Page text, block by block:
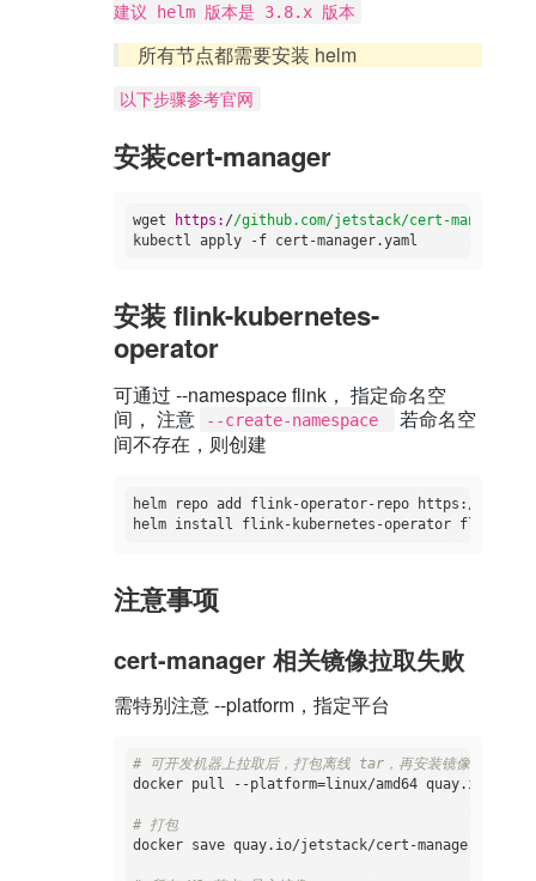
建议 helm 版本是 3.8.x 版本
所有节点都需要安装 helm
以下步骤参考官网
安装cert-manager
wget https: //github.com/jetstack/cert-manager/
安装 flink-kubernetes-
operator
可通过 --namespace flink， 指定命名空
间， 注意
--create-namespace
若命名空
间不存在，则创建
helm repo add flink-operator-repo https://
注意事项
cert-manager 相关镜像拉取失败
需特别注意 --platform，指定平台
# 可开发机器上拉取后，打包离线 tar，再安装镜像
docker pull --platform=linux/amd64 quay.io/
# 打包
docker save quay.io/jetstack/cert-manager-